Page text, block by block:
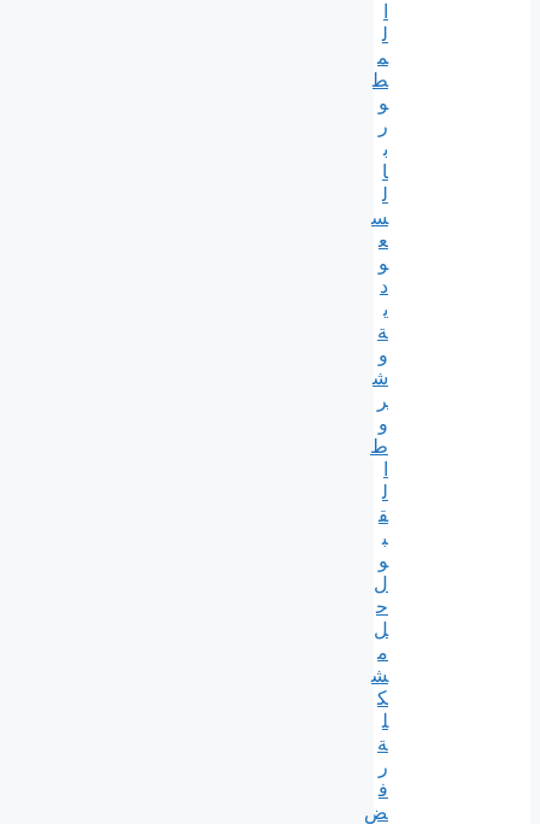
ل
م
ط
و
ر
ب
ا
ل
س
ع
و
د
ي
ة
و
ش
ر
و
ط
ل
ق
ب
و
ل
ح
ل
م
ش
ك
ل
ة
ر
ف
ض